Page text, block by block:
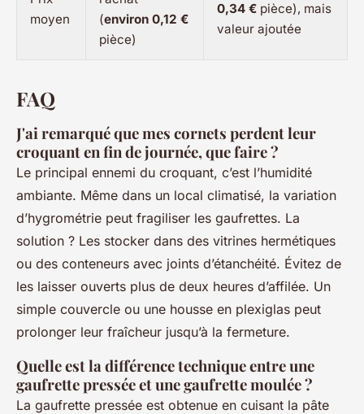
moyen
(environ 0,12 €
pièce)
0,34 € pièce), mais
valeur ajoutée
FAQ
J'ai remarqué que mes cornets perdent leur
croquant en fin de journée, que faire ?
Le principal ennemi du croquant, c’est l’humidité
ambiante. Même dans un local climatisé, la variation
d’hygrométrie peut fragiliser les gaufrettes. La
solution ? Les stocker dans des vitrines hermétiques
ou des conteneurs avec joints d’étanchéité. Évitez de
les laisser ouverts plus de deux heures d’affilée. Un
simple couvercle ou une housse en plexiglas peut
prolonger leur fraîcheur jusqu’à la fermeture.
Quelle est la différence technique entre une
gaufrette pressée et une gaufrette moulée ?
La gaufrette pressée est obtenue en cuisant la pâte